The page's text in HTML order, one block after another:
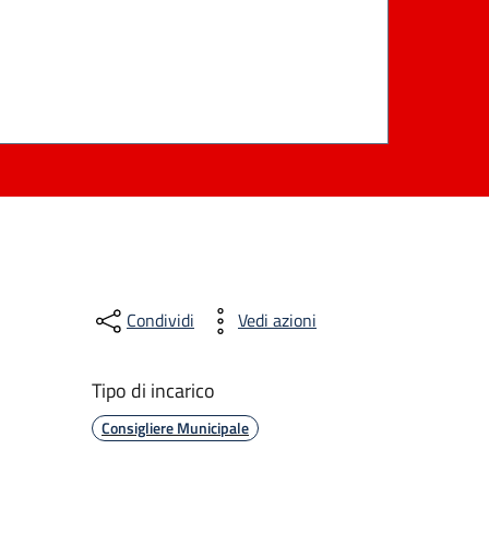
Condividi Vedi azioni
Tipo di incarico
Consigliere Municipale